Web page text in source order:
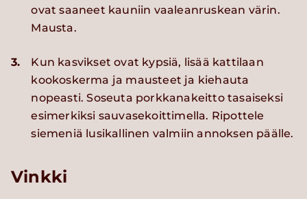
ovat saaneet kauniin vaaleanruskean värin.
Mausta.
3.
Kun kasvikset ovat kypsiä, lisää kattilaan
kookoskerma ja mausteet ja kiehauta
nopeasti. Soseuta porkkanakeitto tasaiseksi
esimerkiksi sauvasekoittimella. Ripottele
siemeniä lusikallinen valmiin annoksen päälle.
Vinkki